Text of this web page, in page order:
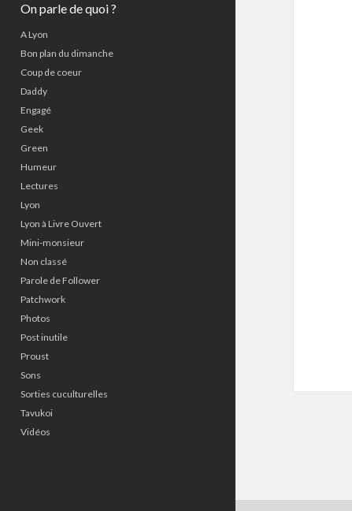
On parle de quoi ?
A Lyon
Bon plan du dimanche
Coup de coeur
Daddy
Engagé
Geek
Green
Humeur
Lectures
Lyon
Lyon à Livre Ouvert
Mini-monsieur
Non classé
Parole de Follower
Patchwork
Photos
Post inutile
Proust
Sons
Sorties cuculturelles
Tavukoi
Vidéos